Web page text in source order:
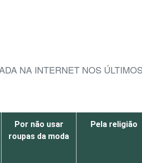
NA INTERNET NOS
Por não usar
roupas da moda
Pela religião